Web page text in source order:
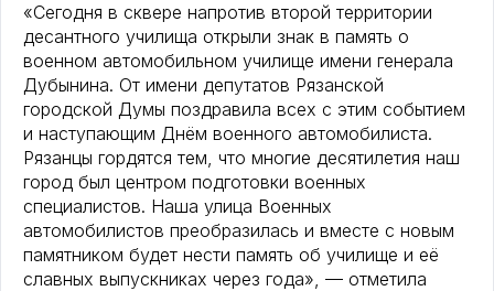
«Сегодня в сквере напротив второй территории
десантного училища открыли знак в память о
военном автомобильном училище имени генерала
Дубынина. От имени депутатов Рязанской
городской Думы поздравила всех с этим событием
и наступающим Днём военного автомобилиста.
Рязанцы гордятся тем, что многие десятилетия наш
город был центром подготовки военных
специалистов. Наша улица Военных
автомобилистов преобразилась и вместе с новым
памятником будет нести память об училище и её
славных выпускниках через года», — отметила